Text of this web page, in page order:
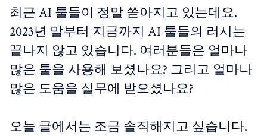
최근 AI 툴들이 정말 쏟아지고 있는데요.
2023년 말부터 지금까지 AI 툴들의 러시는
끝나지 않고 있습니다. 여러분들은 얼마나
많은 툴을 사용해 보셨나요? 그리고 얼마나
많은 도움을 실무에 받으셨나요?
오늘 글에서는 조금 솔직해지고 싶습니다.